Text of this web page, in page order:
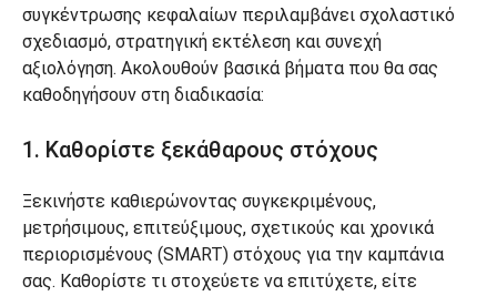
συγκέντρωσης κεφαλαίων περιλαμβάνει σχολαστικό
σχεδιασμό, στρατηγική εκτέλεση και συνεχή
αξιολόγηση. Ακολουθούν βασικά βήματα που θα σας
καθοδηγήσουν στη διαδικασία:
1. Καθορίστε ξεκάθαρους στόχους
Ξεκινήστε καθιερώνοντας συγκεκριμένους,
μετρήσιμους, επιτεύξιμους, σχετικούς και χρονικά
περιορισμένους (SMART) στόχους για την καμπάνια
σας. Καθορίστε τι στοχεύετε να επιτύχετε, είτε